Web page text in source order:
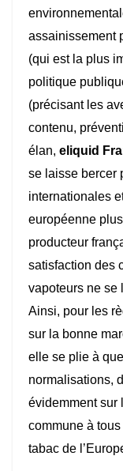
assainissement
(qui est la plus
politique
(précisant les
contenu,
élan, eliquid
se laisse bercer
internationales
européenne
producteur
satisfaction des
vapoteurs ne se
Ainsi, pour les
sur la bonne
elle se plie à
normalisations,
évidemment sur
commune à
tabac de